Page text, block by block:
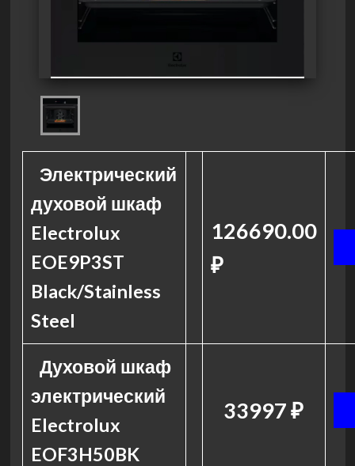
Электрический
духовой шкаф
Electrolux
EOE9P3ST
Black/Stainless
Steel
126690.00
₽
Духовой шкаф
электрический
Electrolux
EOF3H50BK
33997 ₽